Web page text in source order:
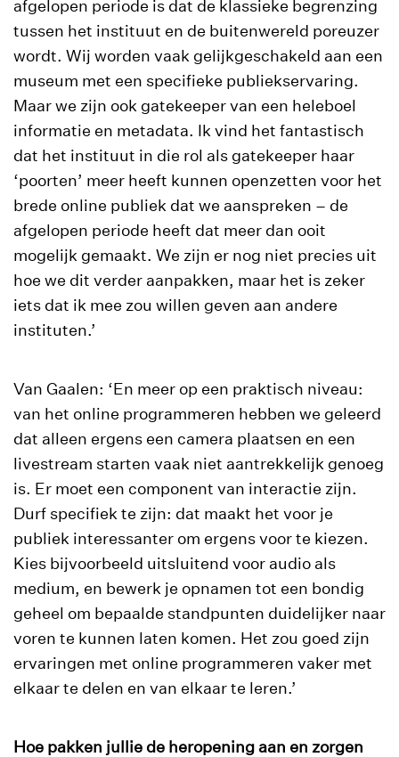
afgelopen periode is dat de klassieke begrenzing
tussen het instituut en de buitenwereld poreuzer
wordt. Wij worden vaak gelijkgeschakeld aan een
museum met een specifieke publiekservaring.
Maar we zijn ook gatekeeper van een heleboel
informatie en metadata. Ik vind het fantastisch
dat het instituut in die rol als gatekeeper haar
‘poorten’ meer heeft kunnen openzetten voor het
brede online publiek dat we aanspreken – de
afgelopen periode heeft dat meer dan ooit
mogelijk gemaakt. We zijn er nog niet precies uit
hoe we dit verder aanpakken, maar het is zeker
iets dat ik mee zou willen geven aan andere
instituten.’
Van Gaalen: ‘En meer op een praktisch niveau:
van het online programmeren hebben we geleerd
dat alleen ergens een camera plaatsen en een
livestream starten vaak niet aantrekkelijk genoeg
is. Er moet een component van interactie zijn.
Durf specifiek te zijn: dat maakt het voor je
publiek interessanter om ergens voor te kiezen.
Kies bijvoorbeeld uitsluitend voor audio als
medium, en bewerk je opnamen tot een bondig
geheel om bepaalde standpunten duidelijker naar
voren te kunnen laten komen. Het zou goed zijn
ervaringen met online programmeren vaker met
elkaar te delen en van elkaar te leren.’
Hoe pakken jullie de heropening aan en zorgen